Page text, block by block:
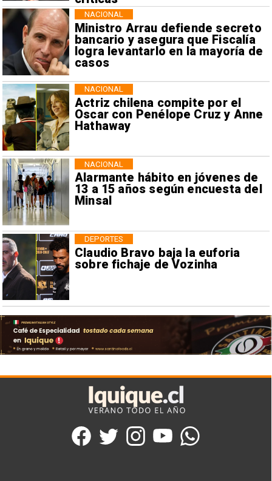
Ministro Arrau defiende secreto
bancario y asegura que Fiscalía
logra levantarlo en la mayoría de
casos
NACIONAL
Actriz chilena compite por el
Oscar con Penélope Cruz y Anne
Hathaway
NACIONAL
Alarmante hábito en jóvenes de
13 a 15 años según encuesta del
Minsal
NACIONAL
Claudio Bravo baja la euforia
sobre fichaje de Vozinha
DEPORTES